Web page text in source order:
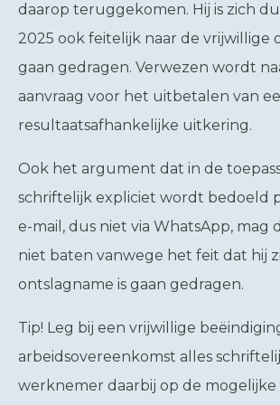
daarop teruggekomen. Hij is zich
2025 ook feitelijk naar de vrijwillige
gaan gedragen. Verwezen wordt
aanvraag voor het uitbetalen van
resultaatsafhankelijke uitkering.
Ook het argument dat in de
schriftelijk expliciet wordt bedoeld
e-mail, dus niet via WhatsApp, mag
niet baten vanwege het feit dat hij
ontslagname is gaan gedragen.
Tip! Leg bij een vrijwillige
arbeidsovereenkomst alles
werknemer daarbij op de